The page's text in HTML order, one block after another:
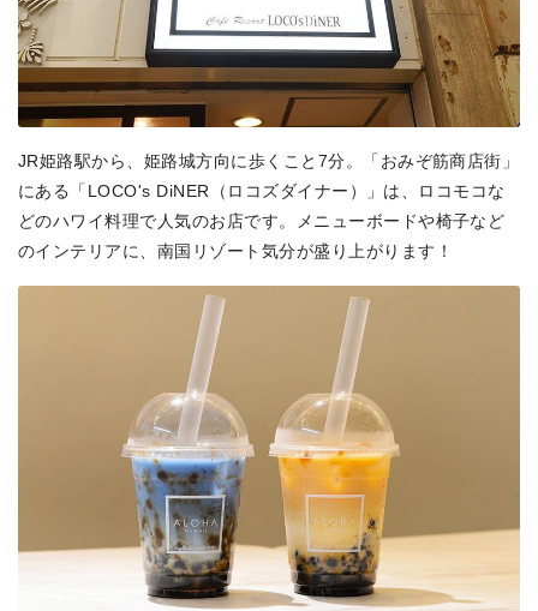
JR姫路駅から、姫路城方向に歩くこと7分。「おみぞ筋商店街」
にある「LOCO's DiNER（ロコズダイナー）」は、ロコモコな
どのハワイ料理で人気のお店です。メニューボードや椅子など
のインテリアに、南国リゾート気分が盛り上がります！